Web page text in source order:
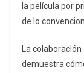
la película por
de lo
La colaboración
demuestra